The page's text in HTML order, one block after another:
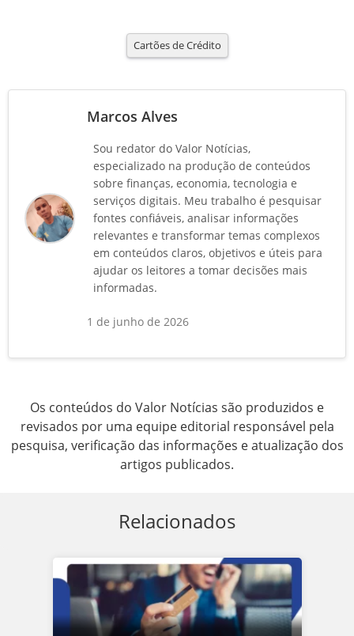
Cartões de Crédito
Marcos Alves
Sou redator do Valor Notícias,
especializado na produção de conteúdos
sobre finanças, economia, tecnologia e
serviços digitais. Meu trabalho é pesquisar
fontes confiáveis, analisar informações
relevantes e transformar temas complexos
em conteúdos claros, objetivos e úteis para
ajudar os leitores a tomar decisões mais
informadas.
1 de junho de 2026
Os conteúdos do Valor Notícias são produzidos e
revisados por uma equipe editorial responsável pela
pesquisa, verificação das informações e atualização dos
artigos publicados.
Relacionados